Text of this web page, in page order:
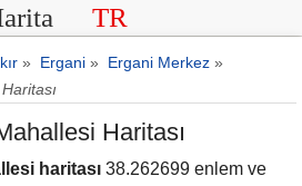
TR
» Ergani » Ergani Merkez »
Haritası
haritası 38.262699 enlem ve